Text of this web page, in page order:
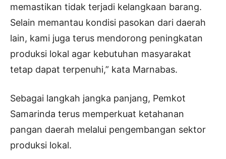
memastikan tidak terjadi kelangkaan barang.
Selain memantau kondisi pasokan dari daerah
lain, kami juga terus mendorong peningkatan
produksi lokal agar kebutuhan masyarakat
tetap dapat terpenuhi,” kata Marnabas.
Sebagai langkah jangka panjang, Pemkot
Samarinda terus memperkuat ketahanan
pangan daerah melalui pengembangan sektor
produksi lokal.